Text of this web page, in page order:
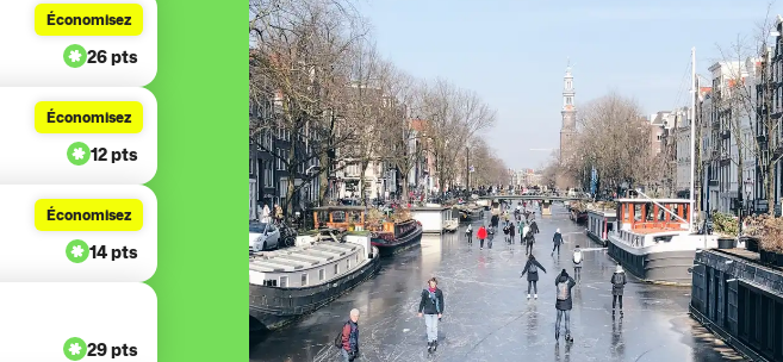
Économisez
26 pts
Économisez
12 pts
Économisez
14 pts
29 pts